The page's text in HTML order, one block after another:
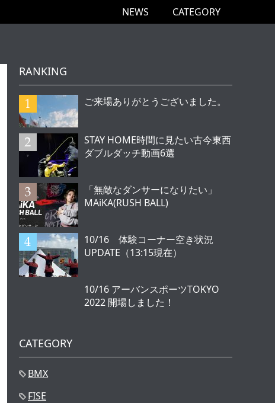
NEWS CATEGORY
RANKING
ご来場ありがとうございました。
STAY HOME時間に見たい古今東西
ダブルダッチ動画6選
「無敵なダンサーになりたい」
MAiKA(RUSH BALL)
10/16 体験コーナー空き状況
UPDATE（13:15現在）
10/16 アーバンスポーツTOKYO
2022 開場しました！
CATEGORY
BMX
FISE